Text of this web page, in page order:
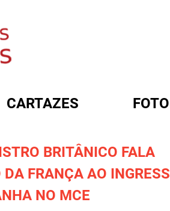
CARTAZES
BRITÂNICO FALA
DA FRANÇA AO
NO MCE
DE BUSCA